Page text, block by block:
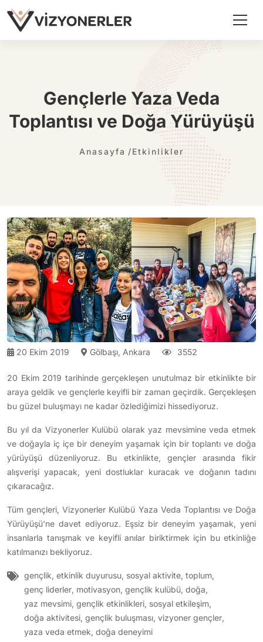
Gençlerle Yaza Veda
Toplantısı ve Doğa Yürüyüşü
Anasayfa Etkinlikler
20 Ekim 2019 Gölbaşı, Ankara 3552
20 Ekim 2019 tarihinde gerçekleşen unutulmaz bir etkinlikte bir
araya geldik ve gençlerle keyifli bir zaman geçirdik. Gerçekleşen
bu güzel buluşmayı ne kadar özlediğimizi hissediyoruz.
Bu yıl da Vizyonerler Kulübü olarak yaz mevsimine veda etmek
ve doğayla iç içe bir deneyim yaşamak için bir toplantı ve doğa
yürüyüşü düzenliyoruz. Bu etkinlikte, gençler arasında fikir
alışverişi yapacak, yeni dostluklar kuracak ve doğanın tadını
çıkaracağız.
Tüm gençleri, Vizyonerler Kulübü Yaza Veda Toplantısı ve Doğa
Yürüyüşü'ne davet ediyoruz. Eşsiz bir deneyim yaşamak, yeni
insanlarla tanışmak ve keyifli anılar biriktirmek için bu etkinliğe
katılmanızı bekliyoruz.
gençlik, etkinlik duyurusu, sosyal aktivite, toplum,
genç liderler, motivasyon, gençlik kulübü, doğa,
yaz mevsimi, gençlik etkinlikleri, sosyal etkileşim,
doğa aktivitesi, gençlik buluşması, vizyoner gençler,
yaza veda etmek, doğa deneyimi